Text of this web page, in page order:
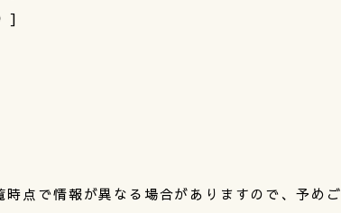
]
点で情報が異なる場合がありますので、予めご